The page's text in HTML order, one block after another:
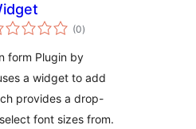
(0कुल
दर)
form Plugin by
a widget to add
provides a drop-
font sizes from.